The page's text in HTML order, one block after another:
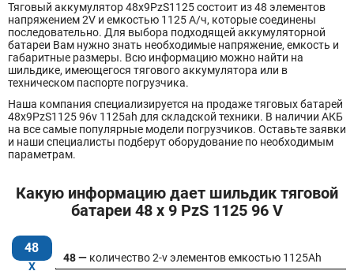
Тяговый аккумулятор 48x9PzS1125 состоит из 48 элементов
напряжением 2V и емкостью 1125 А/ч, которые соединены
последовательно. Для выбора подходящей аккумуляторной
батареи Вам нужно знать необходимые напряжение, емкость и
габаритные размеры. Всю информацию можно найти на
шильдике, имеющегося тягового аккумулятора или в
техническом паспорте погрузчика.
Наша компания специализируется на продаже тяговых батарей
48х9PzS1125 96v 1125ah для складской техники. В наличии АКБ
на все самые популярные модели погрузчиков. Оставьте заявки
и наши специалисты подберут оборудование по необходимым
параметрам.
Какую информацию дает шильдик тяговой
батареи 48 x 9 PzS 1125 96 V
48
48 — количество 2-v элементов емкостью 1125Ah